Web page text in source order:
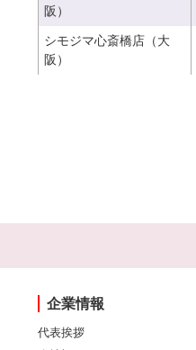
阪）
シモジマ心斎橋店（大
阪）
企業情報
代表挨拶